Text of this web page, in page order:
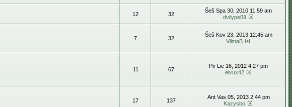
12 32
Šeš Spa 30, 2010 11:59 am
dvilype09
7 32
Šeš Kov 23, 2013 12:45 am
VilmaB
11 67
Pir Lie 16, 2012 4:27 pm
eivux42
17 137
Ant Vas 05, 2013 2:44 pm
Kazysbo